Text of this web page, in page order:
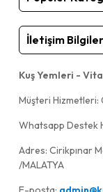
İletişim
Kuş Yemleri -
Müşteri Hizmetleri:
Whatsapp Destek
Adres: Cirikpınar
/MALATYA